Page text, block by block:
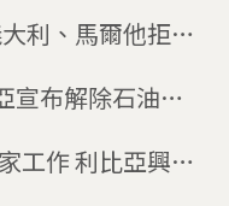
利、馬爾他拒移
宣布解除石油危
亞興起